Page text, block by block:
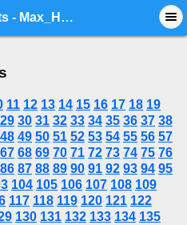
Show Posts - Max_Habs
11 12 13 14 15 16 17 18 19
29 30 31 32 33 34 35 36 37 38
48 49 50 51 52 53 54 55 56 57
67 68 69 70 71 72 73 74 75 76
86 87 88 89 90 91 92 93 94 95
104 105 106 107 108 109
117 118 119 120 121 122
130 131 132 133 134 135